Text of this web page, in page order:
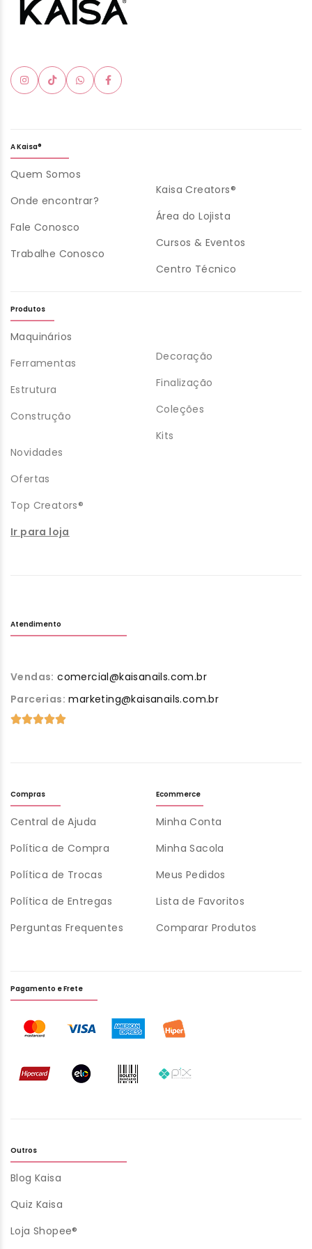
A Kaisa®
Quem Somos
Onde encontrar?
Fale Conosco
Trabalhe Conosco
Kaisa Creators®
Área do Lojista
Cursos & Eventos
Centro Técnico
Produtos
Maquinários
Ferramentas
Estrutura
Construção
Decoração
Finalização
Coleções
Kits
Novidades
Ofertas
Top Creators®
Ir para loja
Atendimento
Vendas: comercial@kaisanails.com.br
Parcerias: marketing@kaisanails.com.br
Compras
Central de Ajuda
Política de Compra
Política de Trocas
Política de Entregas
Perguntas Frequentes
Ecommerce
Minha Conta
Minha Sacola
Meus Pedidos
Lista de Favoritos
Comparar Produtos
Outros
Blog Kaisa
Quiz Kaisa
Loja Shopee®
Pagamento e Frete